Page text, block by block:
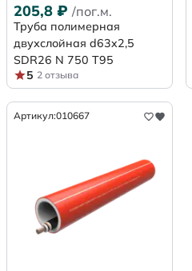
205,8 ₽ /пог.м.
Труба полимерная
двухслойная d63x2,5
SDR26 N 750 Т95
5 2 отзыва
Артикул:010667